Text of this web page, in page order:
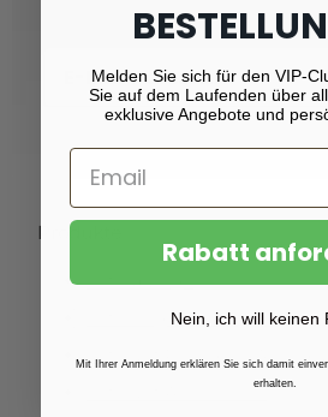
Produkte
Fotoabzüge
Fotovergrößerungen
Foto auf Plexiglas
Foto auf Aluminium
Melden Sie sich für den VIP-
Sie auf dem Laufenden über
exklusive Angebote und
Rabatt
Nein, ich will keinen
Mit Ihrer Anmeldung erklären Sie sich damit
erhalten.